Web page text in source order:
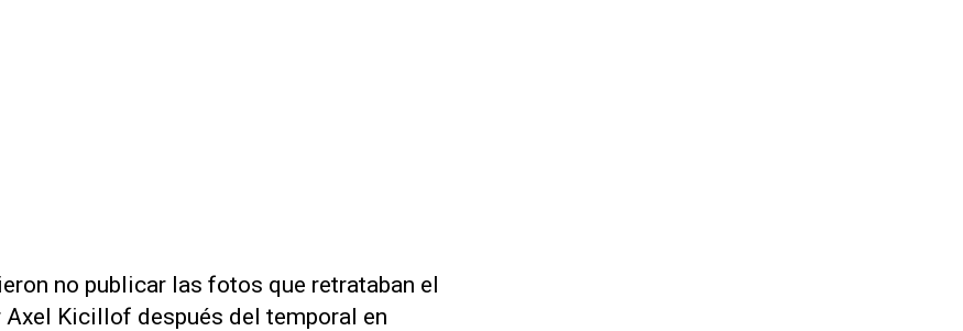
no publicar las fotos que retrataban el
Kicillof después del temporal en